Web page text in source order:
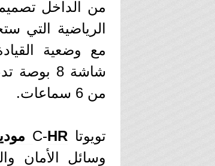
من الداخل
الرياضية التي
مع وضعية
من 6 سماعات.
تويوتا C- HR موديل 2021
وسائل الأمان